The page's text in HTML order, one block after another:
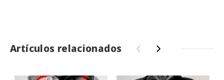
Artículos relacionados ‹ ›